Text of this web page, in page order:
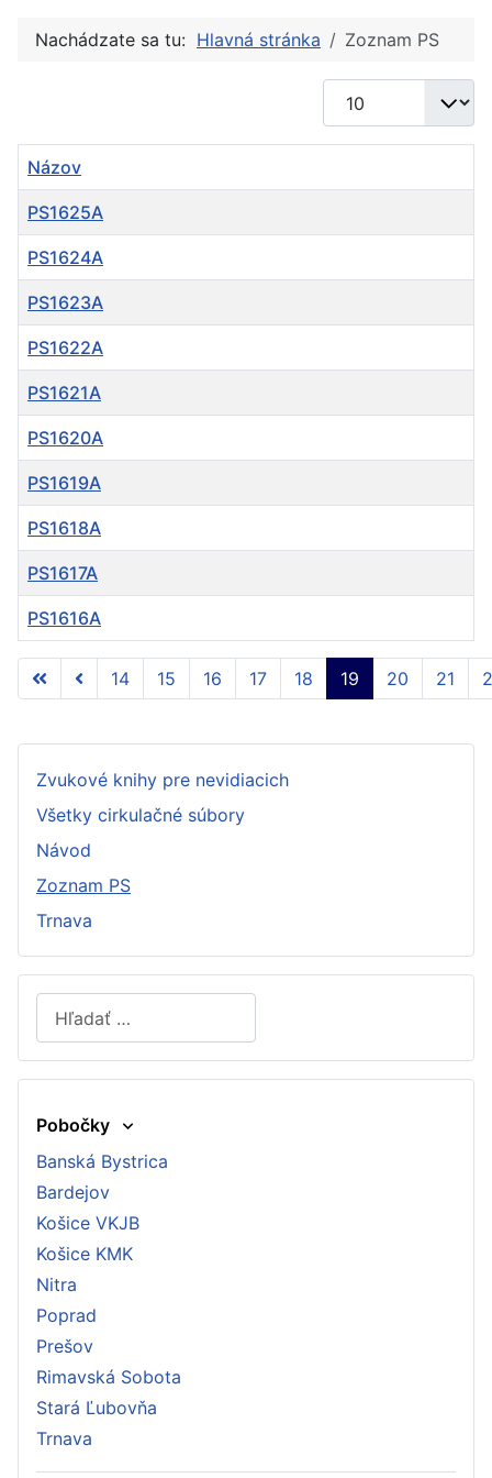
Nachádzate sa tu: Hlavná stránka Zoznam PS
Zobrazené položky
Články
Názov
PS1625A
PS1624A
PS1623A
PS1622A
PS1621A
PS1620A
PS1619A
PS1618A
PS1617A
PS1616A
Strana 19 z 57
14 15 16 17 18 19 20 21
Zvukové knihy pre nevidiacich
Všetky cirkulačné súbory
Návod
Zoznam PS
Trnava
Hľadať
Type 2 or more characters for results.
Pobočky
Banská Bystrica
Bardejov
Košice VKJB
Košice KMK
Nitra
Poprad
Prešov
Rimavská Sobota
Stará Ľubovňa
Trnava